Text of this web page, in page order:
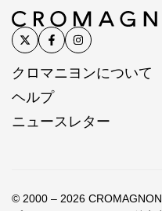
クロマニヨンについて
ヘルプ
ニュースレター
© 2000 – 2026 CROMAGNON